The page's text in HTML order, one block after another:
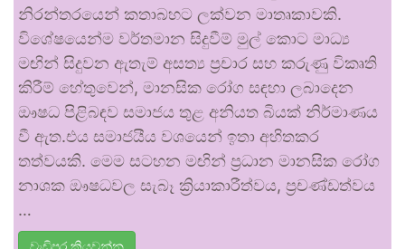
නිරන්තරයෙන් කතාබහට ලක්වන මාතෘකාවකි.
විශේෂයෙන්ම වර්තමාන සිදුවීම් මුල් කොට මාධ්‍ය
මඟින් සිදුවන ඇතැම් අසත්‍ය ප්‍රචාර සහ කරුණු විකෘති
කිරීම් හේතුවෙන්, මානසික රෝග සඳහා ලබාදෙන
ඖෂධ පිළිබඳව සමාජය තුළ අනියත බියක් නිර්මාණය
වී ඇත.එය සමාජයීය වශයෙන් ඉතා අහිතකර
තත්වයකි. මෙම සටහන මඟින් ප්‍රධාන මානසික රෝග
නාශක ඖෂධවල සැබෑ ක්‍රියාකාරීත්වය, ප්‍රචණ්ඩත්වය
…
වැඩිපුර කියවන්න